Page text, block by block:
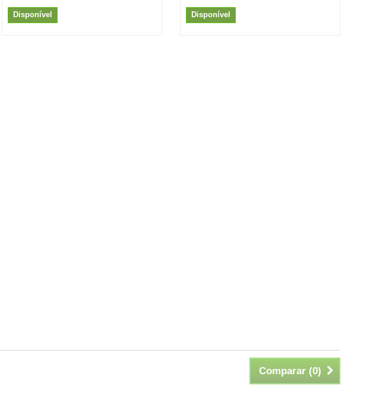
Disponível Disponível
Comparar (0)